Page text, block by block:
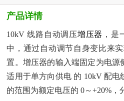
产品详情
10kV 线路自动调压增压器 ，是
中，通过自动调节自身变比来
置。增压器的输入端固定为电源
适用于单方向供电 的 10kV 配
的范围为额定电压的 0～+20%，